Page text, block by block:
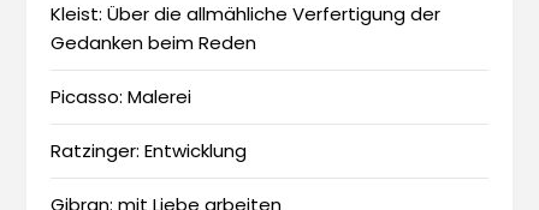
Kleist: Über die allmähliche Verfertigung der
Gedanken beim Reden
Picasso: Malerei
Ratzinger: Entwicklung
Gibran: mit Liebe arbeiten